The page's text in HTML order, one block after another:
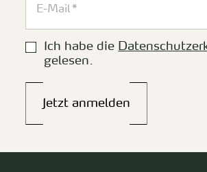
Ich habe die
gelesen.
Jetzt anmelden